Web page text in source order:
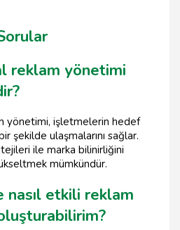
reklam yönetimi
yönetimi, işletmelerin hedef
şekilde ulaşmalarını sağlar.
ile marka bilinirliğini
mümkündür.
nasıl etkili reklam